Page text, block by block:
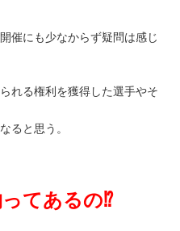
催にも少なからず疑問は感じ
れる権利を獲得した選手やそ
ると思う。
てあるの⁉